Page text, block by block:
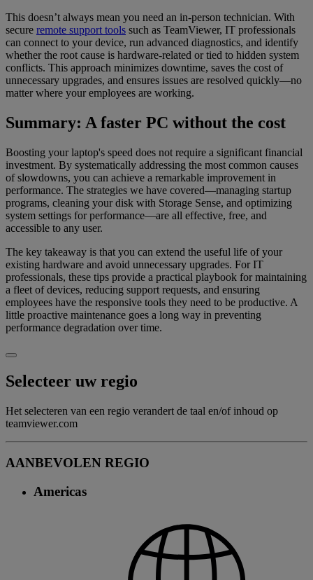
This doesn’t always mean you need an in-person technician. With
secure remote support tools such as TeamViewer, IT professionals
can connect to your device, run advanced diagnostics, and identify
whether the root cause is hardware-related or tied to hidden system
conflicts. This approach minimizes downtime, saves the cost of
unnecessary upgrades, and ensures issues are resolved quickly—no
matter where your employees are working.
Summary: A faster PC without the cost
Boosting your laptop's speed does not require a significant financial
investment. By systematically addressing the most common causes
of slowdowns, you can achieve a remarkable improvement in
performance. The strategies we have covered—managing startup
programs, cleaning your disk with Storage Sense, and optimizing
system settings for performance—are all effective, free, and
accessible to any user.
The key takeaway is that you can extend the useful life of your
existing hardware and avoid unnecessary upgrades. For IT
professionals, these tips provide a practical playbook for maintaining
a fleet of devices, reducing support requests, and ensuring
employees have the responsive tools they need to be productive. A
little proactive maintenance goes a long way in preventing
performance degradation over time.
Selecteer uw regio
Het selecteren van een regio verandert de taal en/of inhoud op
teamviewer.com
AANBEVOLEN REGIO
Americas